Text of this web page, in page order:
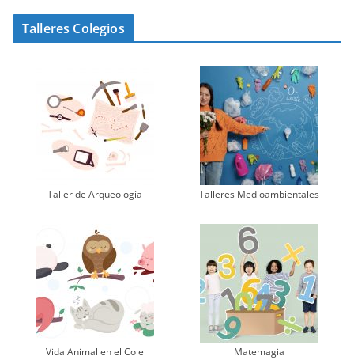
Talleres Colegios
Taller de Arqueología Talleres Medioambientales
Vida Animal en el Cole Matemagia